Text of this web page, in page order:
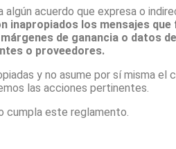
acuerdo que expresa o
inapropiados los mensajes
de ganancia o datos
o proveedores.
y no asume por sí misma
las acciones pertinentes.
cumpla este reglamento.